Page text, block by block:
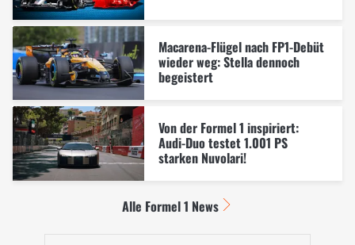
Macarena-Flügel nach FP1-Debüt
wieder weg: Stella dennoch
begeistert
Von der Formel 1 inspiriert:
Audi-Duo testet 1.001 PS
starken Nuvolari!
Alle Formel 1 News